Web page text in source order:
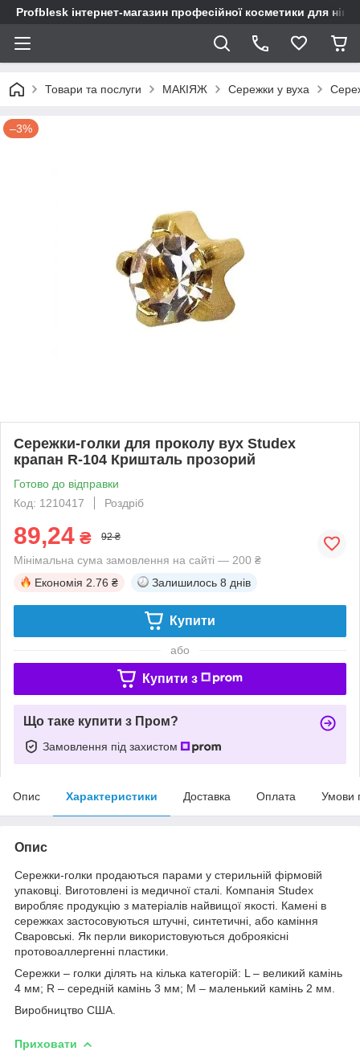
Profblesk інтернет-магазин професійної косметики для
Товари та послуги МАКІЯЖ Сережки у вуха
–3%
Сережки-голки для проколу вух Studex
крапан R-104 Кришталь прозорий
Готово до відправки
Код: 1210417
Роздріб
89,24 ₴ 92 ₴
Мінімальна сума замовлення на сайті — 200 ₴
Економія 2.76 ₴ Залишилось 8 днів
Купити
або
Купити з
Що таке купити з Пром?
Замовлення під захистом
Опис Характеристики Доставка Оплата Умови
Опис
Сережки-голки продаються парами у стерильній фірмовій
упаковці. Виготовлені із медичної сталі. Компанія Studex
виробляє продукцію з матеріалів найвищої якості. Камені в
сережках застосовуються штучні, синтетичні, або каміння
Сваровські. Як перли використовуються доброякісні
протовоаллергенні пластики.
Сережки – голки ділять на кілька категорій: L – великий камінь
4 мм; R – середній камінь 3 мм; M – маленький камінь 2 мм.
Виробництво США.
Приховати